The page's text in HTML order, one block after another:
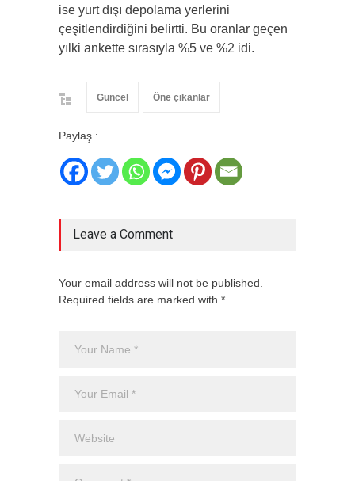
ise yurt dışı depolama yerlerini
çeşitlendirdiğini belirtti. Bu oranlar geçen
yılki ankette sırasıyla %5 ve %2 idi.
Güncel Öne çıkanlar
Paylaş :
Leave a Comment
Your email address will not be published.
Required fields are marked with *